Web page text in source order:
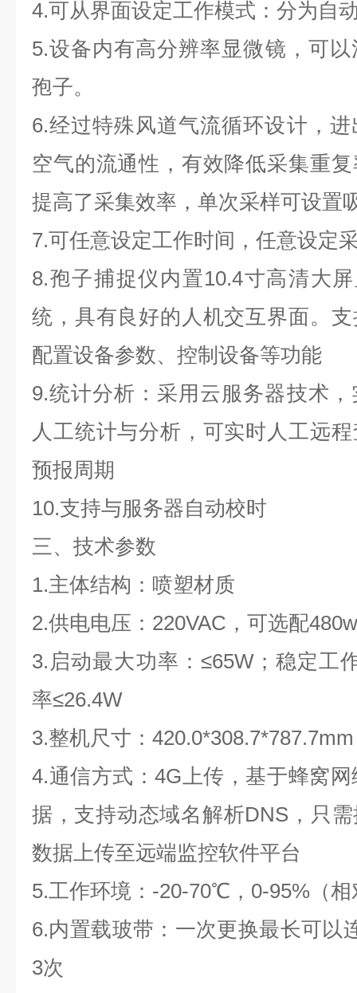
4.可从界面设定工作模式：分为自
5.设备内有高分辨率显微镜，可
孢子。
6.经过特殊风道气流循环设计，
空气的流通性，有效降低采集重
提高了采集效率，单次采样可设置
7.可任意设定工作时间，任意设定
8.孢子捕捉仪内置10.4寸高清大
统，具有良好的人机交互界面。
配置设备参数、控制设备等功能
9.统计分析：采用云服务器技术
人工统计与分析，可实时人工远
预报周期
10.支持与服务器自动校时
三、技术参数
1.主体结构：喷塑材质
2.供电电压：220VAC，可选配
3.启动最大功率：≤65W；稳定工
率≤26.4W
3.整机尺寸：420.0*308.7*787.7mm
4.通信方式：4G上传，基于蜂窝
据，支持动态域名解析DNS，只
数据上传至远端监控软件平台
5.工作环境：-20-70℃，0-95%（
6.内置载玻带：一次更换最长可以
3次